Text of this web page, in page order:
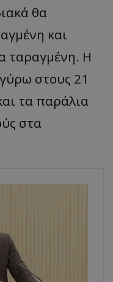
θα
και
ταραγμένη. Η
στους 21
τα παράλια
στα